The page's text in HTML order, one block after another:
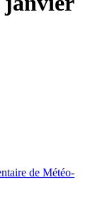
de Météo-